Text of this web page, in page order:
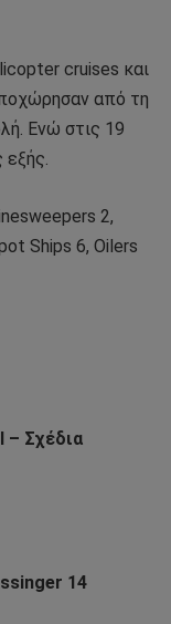
cruises και
από τη
Ενώ στις 19
εξής.
2,
Ships 6, Oilers
– Σχέδια
14